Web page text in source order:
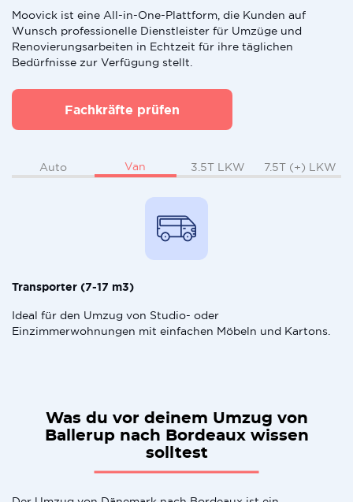
Moovick ist eine All-in-One-Plattform, die Kunden auf
Wunsch professionelle Dienstleister für Umzüge und
Renovierungsarbeiten in Echtzeit für ihre täglichen
Bedürfnisse zur Verfügung stellt.
Fachkräfte prüfen
Auto Van 3.5T LKW 7.5T (+) LKW
Transporter (7-17 m3)
Ideal für den Umzug von Studio- oder
Einzimmerwohnungen mit einfachen Möbeln und Kartons.
Was du vor deinem Umzug von
Ballerup nach Bordeaux wissen
solltest